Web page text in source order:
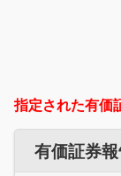
指定された有価
有価証券